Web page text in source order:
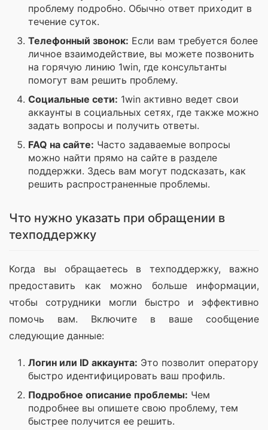
проблему подробно. Обычно ответ приходит в
течение суток.
Телефонный звонок: Если вам требуется более
личное взаимодействие, вы можете позвонить
на горячую линию 1win, где консультанты
помогут вам решить проблему.
Социальные сети: 1win активно ведет свои
аккаунты в социальных сетях, где также можно
задать вопросы и получить ответы.
FAQ на сайте: Часто задаваемые вопросы
можно найти прямо на сайте в разделе
поддержки. Здесь вам могут подсказать, как
решить распространенные проблемы.
Что нужно указать при обращении в
техподдержку
Когда вы обращаетесь в техподдержку, важно
предоставить как можно больше информации,
чтобы сотрудники могли быстро и эффективно
помочь вам. Включите в ваше сообщение
следующие данные:
Логин или ID аккаунта: Это позволит оператору
быстро идентифицировать ваш профиль.
Подробное описание проблемы: Чем
подробнее вы опишете свою проблему, тем
быстрее получится ее решить.